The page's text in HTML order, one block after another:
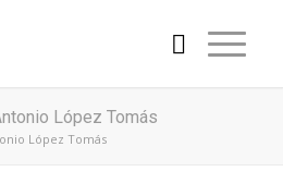
López Tomás
López Tomás